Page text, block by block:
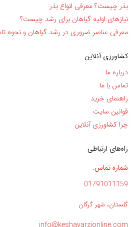
بذر چیست؟ معرفی انواع بذر
نیاز‌های اولیه گیاهان برای رشد چیست؟
معرفی عناصر ضروری در رشد گیاهان و نحوه
کشاورزی آنلاین
درباره ما
تماس با ما
راهنمای خرید
قوانین سایت
چرا کشاورزی آنلاین
راه‌های ارتباطی
شماره تماس:
01791011159
گلستان، شهر گرگان